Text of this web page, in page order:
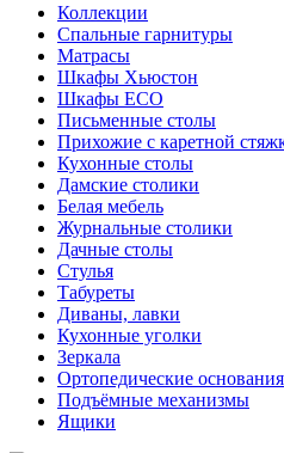
Коллекции
Спальные гарнитуры
Матрасы
Шкафы Хьюстон
Шкафы ECO
Письменные столы
Прихожие с каретной
Кухонные столы
Дамские столики
Белая мебель
Журнальные столики
Дачные столы
Стулья
Табуреты
Диваны, лавки
Кухонные уголки
Зеркала
Ортопедические основания
Подъёмные механизмы
Ящики